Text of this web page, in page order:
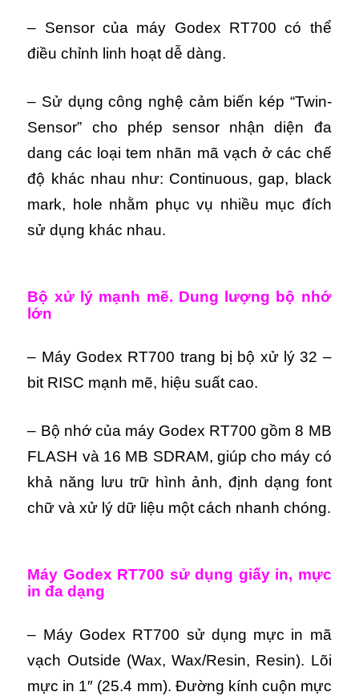
– Sensor của máy Godex RT700 có thể
điều chỉnh linh hoạt dễ dàng.
– Sử dụng công nghệ cảm biến kép “Twin-
Sensor” cho phép sensor nhận diện đa
dang các loại tem nhãn mã vạch ở các chế
độ khác nhau như: Continuous, gap, black
mark, hole nhằm phục vụ nhiều mục đích
sử dụng khác nhau.
Bộ xử lý mạnh mẽ. Dung lượng bộ nhớ
lớn
– Máy Godex RT700 trang bị bộ xử lý 32 –
bit RISC mạnh mẽ, hiệu suất cao.
– Bộ nhớ của máy Godex RT700 gồm 8 MB
FLASH và 16 MB SDRAM, giúp cho máy có
khả năng lưu trữ hình ảnh, định dạng font
chữ và xử lý dữ liệu một cách nhanh chóng.
Máy Godex RT700 sử dụng giấy in, mực
in đa dạng
– Máy Godex RT700 sử dụng mực in mã
vạch Outside (Wax, Wax/Resin, Resin). Lõi
mực in 1″ (25.4 mm). Đường kính cuộn mực